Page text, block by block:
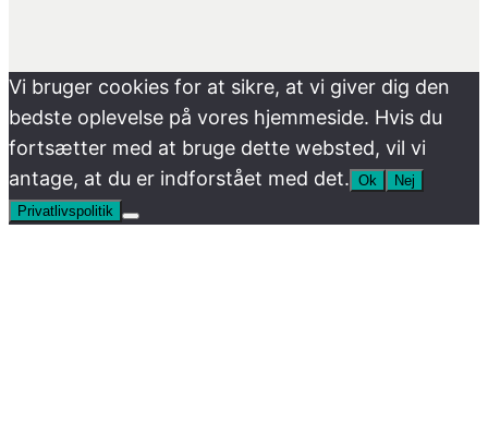
Vi bruger cookies for at sikre, at vi giver dig den
bedste oplevelse på vores hjemmeside. Hvis du
fortsætter med at bruge dette websted, vil vi
antage, at du er indforstået med det. Ok
Nej
Privatlivspolitik